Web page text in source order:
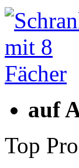
auf
Top